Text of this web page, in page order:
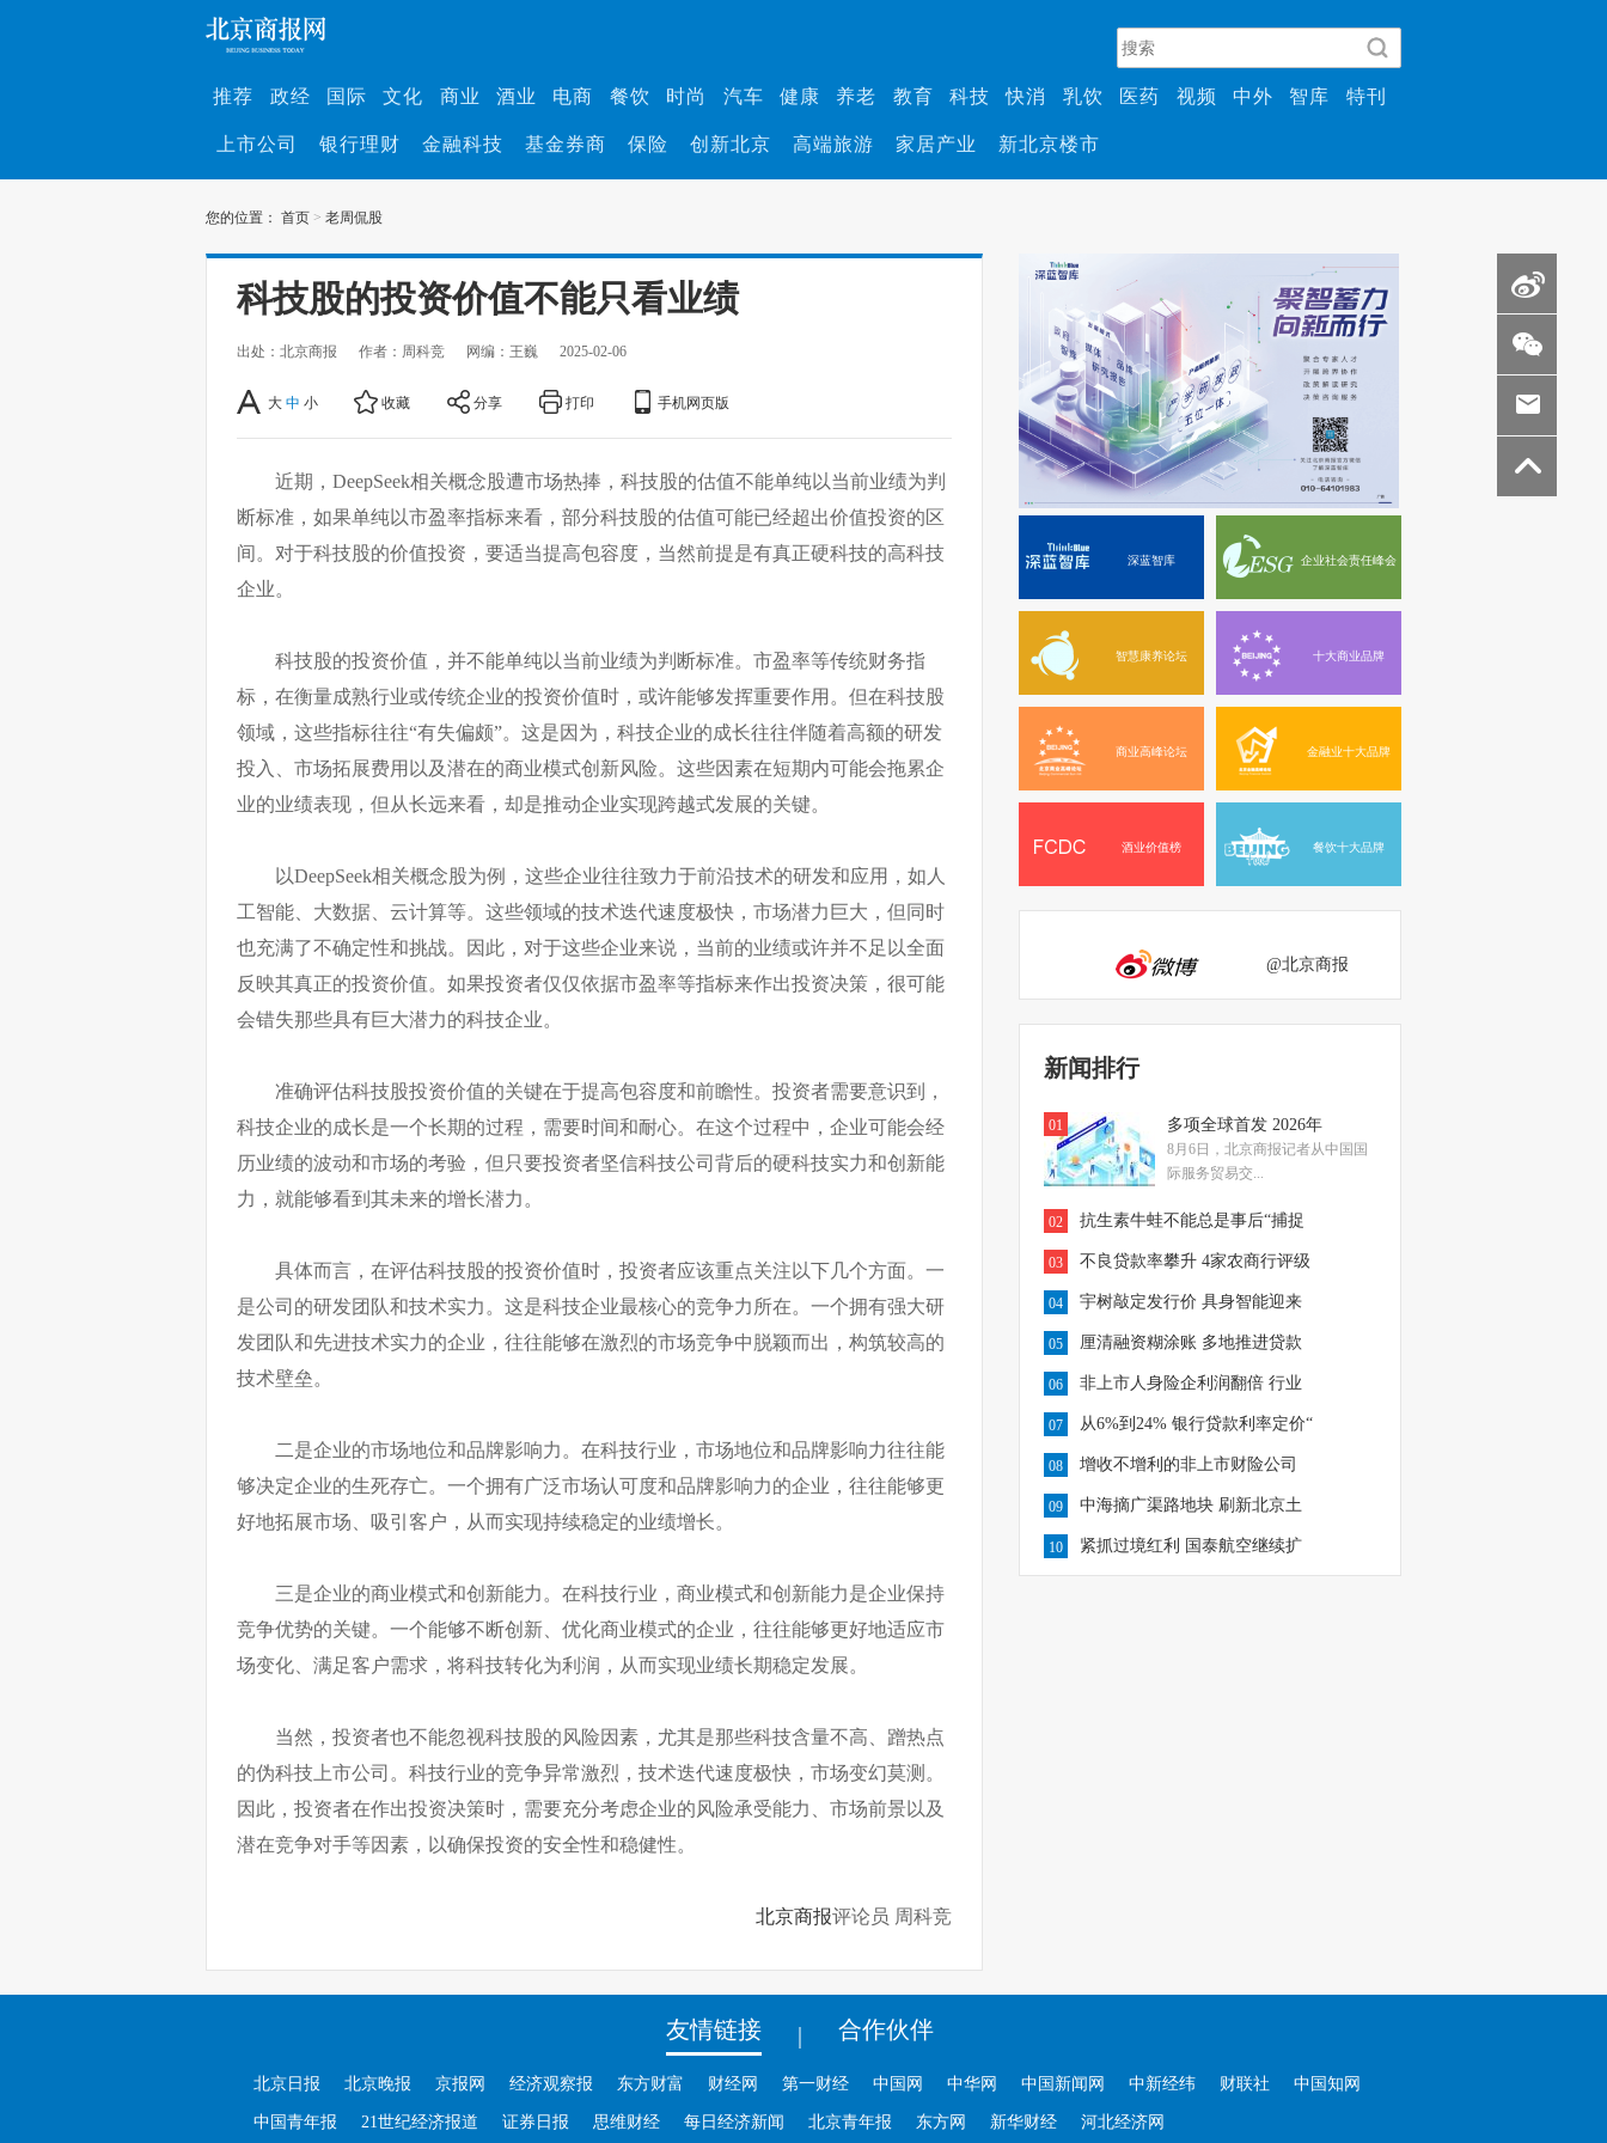
推荐 政经 国际 文化 商业 酒业 电商 餐饮 时尚 汽车 健康 养老 教育 科技 快消 乳饮 医药 视频 中外 智库 特刊
上市公司 银行理财 金融科技 基金券商 保险 创新北京 高端旅游 家居产业 新北京楼市
您的位置： 首页 > 老周侃股
科技股的投资价值不能只看业绩
出处：北京商报 作者：周科竞 网编：王巍 2025-02-06
大 中 小 收藏 分享 打印 手机网页版
近期，DeepSeek相关概念股遭市场热捧，科技股的估值不能单纯以当前业绩为判
断标准，如果单纯以市盈率指标来看，部分科技股的估值可能已经超出价值投资的区
间。对于科技股的价值投资，要适当提高包容度，当然前提是有真正硬科技的高科技
企业。
科技股的投资价值，并不能单纯以当前业绩为判断标准。市盈率等传统财务指
标，在衡量成熟行业或传统企业的投资价值时，或许能够发挥重要作用。但在科技股
领域，这些指标往往“有失偏颇”。这是因为，科技企业的成长往往伴随着高额的研发
投入、市场拓展费用以及潜在的商业模式创新风险。这些因素在短期内可能会拖累企
业的业绩表现，但从长远来看，却是推动企业实现跨越式发展的关键。
以DeepSeek相关概念股为例，这些企业往往致力于前沿技术的研发和应用，如人
工智能、大数据、云计算等。这些领域的技术迭代速度极快，市场潜力巨大，但同时
也充满了不确定性和挑战。因此，对于这些企业来说，当前的业绩或许并不足以全面
反映其真正的投资价值。如果投资者仅仅依据市盈率等指标来作出投资决策，很可能
会错失那些具有巨大潜力的科技企业。
准确评估科技股投资价值的关键在于提高包容度和前瞻性。投资者需要意识到，
科技企业的成长是一个长期的过程，需要时间和耐心。在这个过程中，企业可能会经
历业绩的波动和市场的考验，但只要投资者坚信科技公司背后的硬科技实力和创新能
力，就能够看到其未来的增长潜力。
具体而言，在评估科技股的投资价值时，投资者应该重点关注以下几个方面。一
是公司的研发团队和技术实力。这是科技企业最核心的竞争力所在。一个拥有强大研
发团队和先进技术实力的企业，往往能够在激烈的市场竞争中脱颖而出，构筑较高的
技术壁垒。
二是企业的市场地位和品牌影响力。在科技行业，市场地位和品牌影响力往往能
够决定企业的生死存亡。一个拥有广泛市场认可度和品牌影响力的企业，往往能够更
好地拓展市场、吸引客户，从而实现持续稳定的业绩增长。
三是企业的商业模式和创新能力。在科技行业，商业模式和创新能力是企业保持
竞争优势的关键。一个能够不断创新、优化商业模式的企业，往往能够更好地适应市
场变化、满足客户需求，将科技转化为利润，从而实现业绩长期稳定发展。
当然，投资者也不能忽视科技股的风险因素，尤其是那些科技含量不高、蹭热点
的伪科技上市公司。科技行业的竞争异常激烈，技术迭代速度极快，市场变幻莫测。
因此，投资者在作出投资决策时，需要充分考虑企业的风险承受能力、市场前景以及
潜在竞争对手等因素，以确保投资的安全性和稳健性。
北京商报评论员 周科竞
深蓝智库 企业社会责任峰会
智慧康养论坛 十大商业品牌
商业高峰论坛 金融业十大品牌
酒业价值榜 餐饮十大品牌
@北京商报
新闻排行
01 多项全球首发 2026年
8月6日，北京商报记者从中国国
际服务贸易交...
02 抗生素牛蛙不能总是事后“捕捉
03 不良贷款率攀升 4家农商行评级
04 宇树敲定发行价 具身智能迎来
05 厘清融资糊涂账 多地推进贷款
06 非上市人身险企利润翻倍 行业
07 从6%到24% 银行贷款利率定价“
08 增收不增利的非上市财险公司
09 中海摘广渠路地块 刷新北京土
10 紧抓过境红利 国泰航空继续扩
友情链接 | 合作伙伴
北京日报 北京晚报 京报网 经济观察报 东方财富 财经网 第一财经 中国网 中华网 中国新闻网 中新经纬 财联社 中国知网
中国青年报 21世纪经济报道 证券日报 思维财经 每日经济新闻 北京青年报 东方网 新华财经 河北经济网